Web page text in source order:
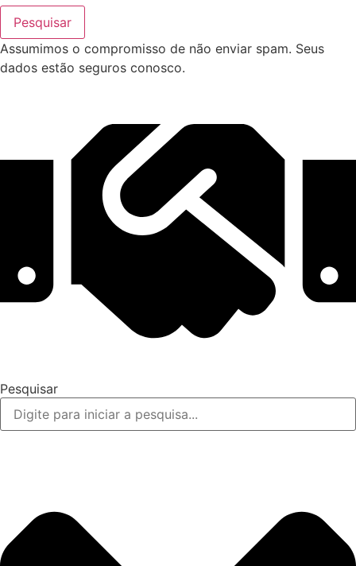
Pesquisar
Assumimos o compromisso de não enviar spam. Seus
dados estão seguros conosco.
Pesquisar